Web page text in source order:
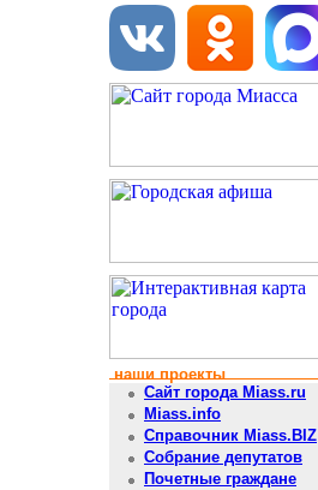
наши проекты
Сайт города Miass.ru
Miass.info
Справочник Miass.BIZ
Собрание депутатов
Почетные граждане